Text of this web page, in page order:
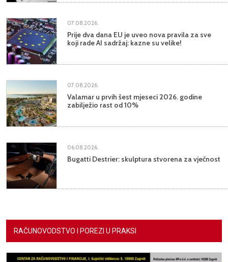
07.08.2026.
Prije dva dana EU je uveo nova pravila za sve
koji rade AI sadržaj: kazne su velike!
07.08.2026.
Valamar u prvih šest mjeseci 2026. godine
zabilježio rast od 10%
06.08.2026.
Bugatti Destrier: skulptura stvorena za vječnost
RAČUNOVODSTVO I POREZI U PRAKSI